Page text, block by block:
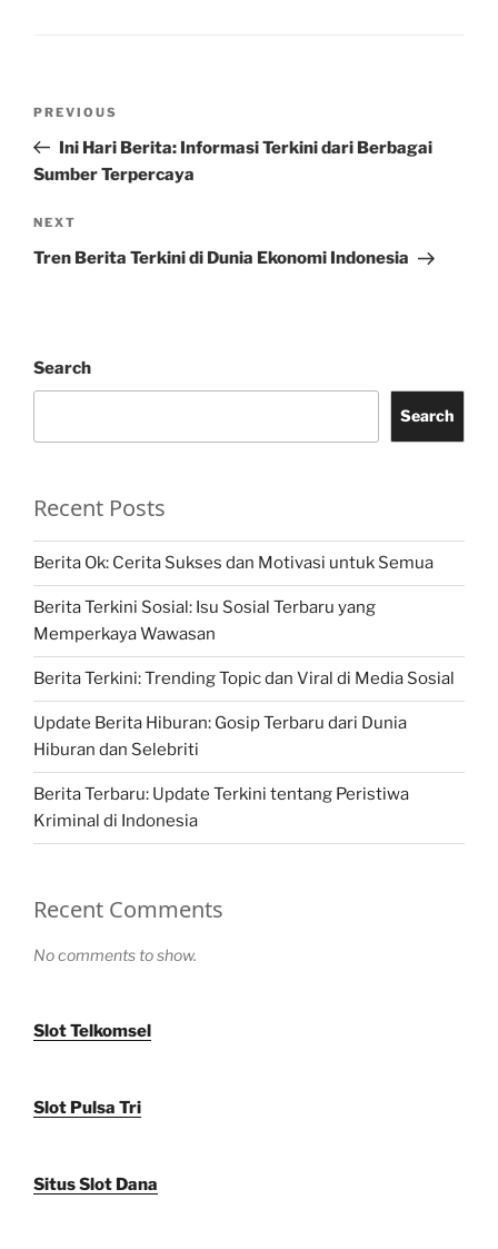
Previous
Post
PREVIOUS
Ini Hari Berita: Informasi Terkini dari Berbagai
Sumber Terpercaya
Next
Post
NEXT
Tren Berita Terkini di Dunia Ekonomi Indonesia
Search
Search
Recent Posts
Berita Ok: Cerita Sukses dan Motivasi untuk Semua
Berita Terkini Sosial: Isu Sosial Terbaru yang
Memperkaya Wawasan
Berita Terkini: Trending Topic dan Viral di Media Sosial
Update Berita Hiburan: Gosip Terbaru dari Dunia
Hiburan dan Selebriti
Berita Terbaru: Update Terkini tentang Peristiwa
Kriminal di Indonesia
Recent Comments
No comments to show.
Slot Telkomsel
Slot Pulsa Tri
Situs Slot Dana